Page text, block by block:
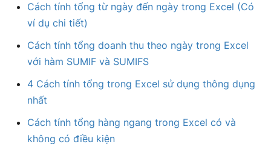
Cách tính tổng từ ngày đến ngày trong Excel (Có
ví dụ chi tiết)
Cách tính tổng doanh thu theo ngày trong Excel
với hàm SUMIF và SUMIFS
4 Cách tính tổng trong Excel sử dụng thông dụng
nhất
Cách tính tổng hàng ngang trong Excel có và
không có điều kiện